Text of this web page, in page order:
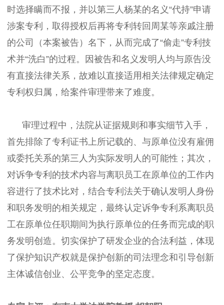
时选择瞒而不报，并以第三人杨某的名义“代持”申请
涉案专利，取得授权后再将专利转回周某等亲戚注册
的公司（本案被告）名下，从而完成了“偷走”专利技
术并“洗白”的过程。因被告和名义发明人均与原告没
有直接法律关系，故难以直接适用相关法律规定确定
专利权归属，给案件审理带来了难度。
审理过程中，法院从证据规则和事实细节入手，
首先排除了专利证书上所记载的、与原单位没有雇佣
或委托关系的第三人为实际发明人的可能性；其次，
对诉争专利的技术内容与离职员工在原单位的工作内
容进行了技术比对，结合专利法关于确认发明人身份
和职务发明的相关规定，最终认定诉争专利系离职员
工在原单位任职期间为执行原单位的任务而完成的职
务发明创造。切实保护了研发企业的合法利益，体现
了保护知识产权就是保护创新的司法理念和引导创新
主体诚信创业、公平竞争的坚定态度。